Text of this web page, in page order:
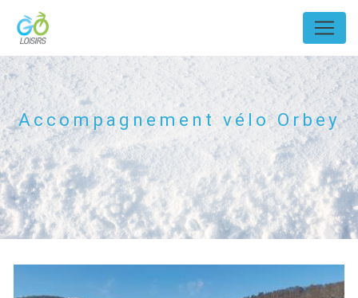
Accompagnement vélo Orbey
Panneau de gestion des cookies